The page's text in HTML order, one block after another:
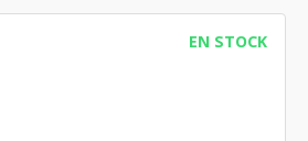
EN STOCK